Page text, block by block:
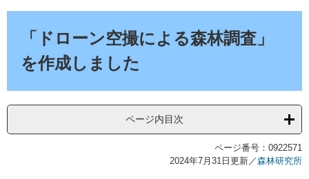
て
「ドローン空撮による森林調査」
を作成しました
ページ内目次
ページ番号：0922571
2024年7月31日更新／森林研究所